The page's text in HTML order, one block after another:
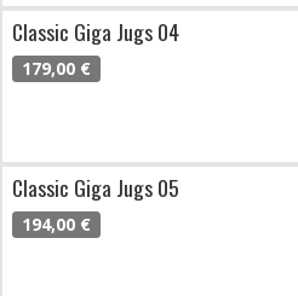
Classic Giga Jugs 04
179,00 €
Classic Giga Jugs 05
194,00 €